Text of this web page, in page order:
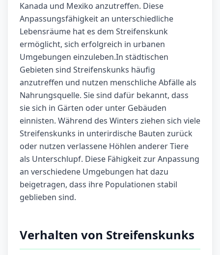
Kanada und Mexiko anzutreffen. Diese
Anpassungsfähigkeit an unterschiedliche
Lebensräume hat es dem Streifenskunk
ermöglicht, sich erfolgreich in urbanen
Umgebungen einzuleben.In städtischen
Gebieten sind Streifenskunks häufig
anzutreffen und nutzen menschliche Abfälle als
Nahrungsquelle. Sie sind dafür bekannt, dass
sie sich in Gärten oder unter Gebäuden
einnisten. Während des Winters ziehen sich viele
Streifenskunks in unterirdische Bauten zurück
oder nutzen verlassene Höhlen anderer Tiere
als Unterschlupf. Diese Fähigkeit zur Anpassung
an verschiedene Umgebungen hat dazu
beigetragen, dass ihre Populationen stabil
geblieben sind.
Verhalten von Streifenskunks